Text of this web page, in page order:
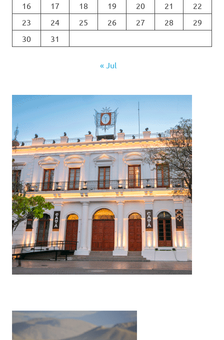
16
17 18 19 20 21
22
23
24 25 26 27 28
29
30
31
« Jul